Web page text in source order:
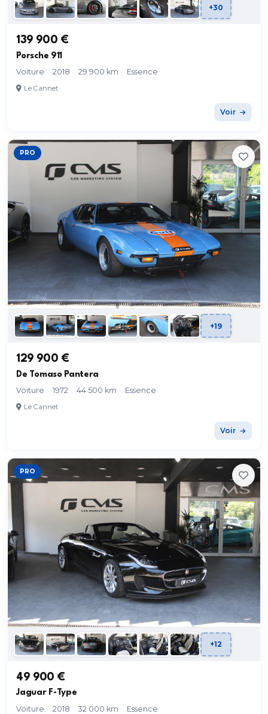
+30
139 900 €
Porsche 911
Voiture · 2018 · 29 900 km · Essence
Le Cannet
Voir
PRO
+19
129 900 €
De Tomaso Pantera
Voiture · 1972 · 44 500 km · Essence
Le Cannet
Voir
PRO
+12
49 900 €
Jaguar F-Type
Voiture · 2018 · 32 000 km · Essence